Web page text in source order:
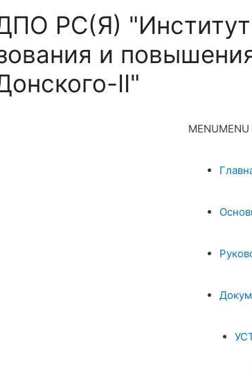
РС(Я) "Институт
и
II"
MENUMENU